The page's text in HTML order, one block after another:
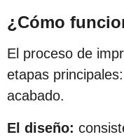
u
b
l
i
¿Cómo
El proceso de
etapas
acabado.
El diseño: